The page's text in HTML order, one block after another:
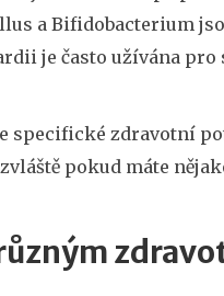
a Bifidobacterium
je často užívána
specifické zdravotní
pokud máte